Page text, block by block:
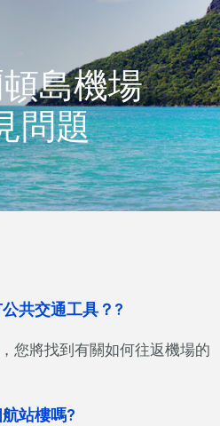
島機場
問題
共交通工具？?
您將找到有關如何往返機場的
站樓嗎?